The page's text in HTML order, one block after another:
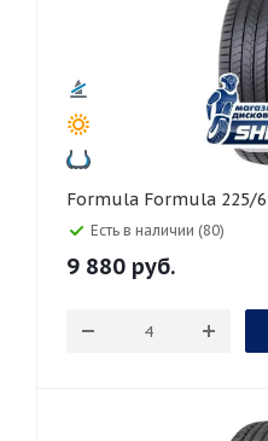
Formula Formula
Есть в наличии (80)
9 880 руб.